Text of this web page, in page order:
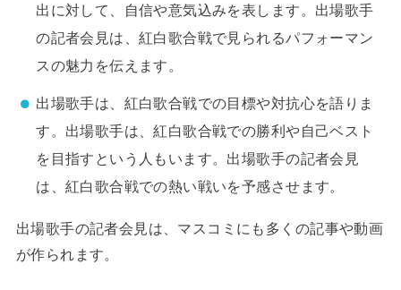
出に対して、自信や意気込みを表します。出場歌手
の記者会見は、紅白歌合戦で見られるパフォーマン
スの魅力を伝えます。
出場歌手は、紅白歌合戦での目標や対抗心を語りま
す。出場歌手は、紅白歌合戦での勝利や自己ベスト
を目指すという人もいます。出場歌手の記者会見
は、紅白歌合戦での熱い戦いを予感させます。
出場歌手の記者会見は、マスコミにも多くの記事や動画
が作られます。